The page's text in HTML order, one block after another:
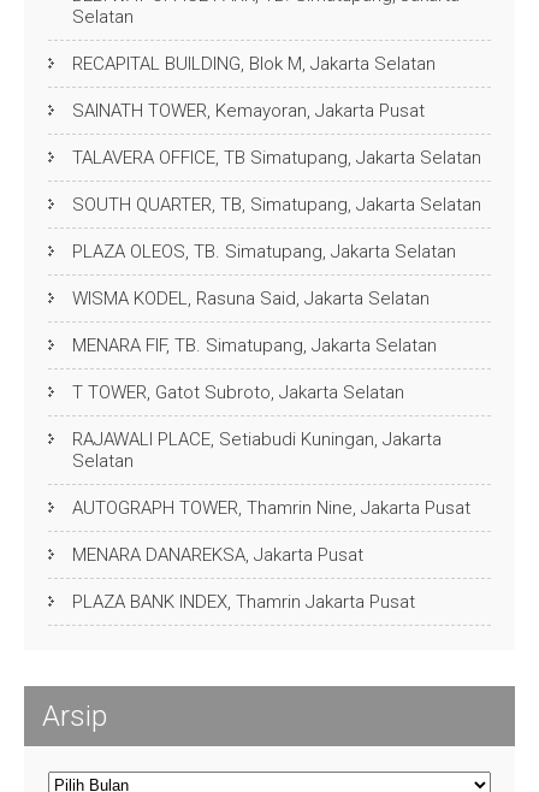
Selatan
RECAPITAL BUILDING, Blok M, Jakarta Selatan
SAINATH TOWER, Kemayoran, Jakarta Pusat
TALAVERA OFFICE, TB Simatupang, Jakarta Selatan
SOUTH QUARTER, TB, Simatupang, Jakarta Selatan
PLAZA OLEOS, TB. Simatupang, Jakarta Selatan
WISMA KODEL, Rasuna Said, Jakarta Selatan
MENARA FIF, TB. Simatupang, Jakarta Selatan
T TOWER, Gatot Subroto, Jakarta Selatan
RAJAWALI PLACE, Setiabudi Kuningan, Jakarta
Selatan
AUTOGRAPH TOWER, Thamrin Nine, Jakarta Pusat
MENARA DANAREKSA, Jakarta Pusat
PLAZA BANK INDEX, Thamrin Jakarta Pusat
Arsip
Arsip